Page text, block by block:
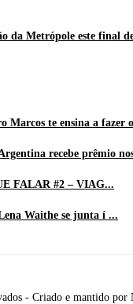
da Metrópole este final
Marcos te ensina a fazer
recebe prêmio
FALAR #2 – VIAG...
Waithe se junta í ...
- Criado e mantido por